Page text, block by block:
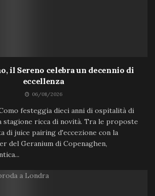
il Sereno celebra un decennio di
eccellenza
06/08/2026
festeggia dieci anni di ospitalità di
stagione ricca di novità. Tra le proposte
di juice pairing d'eccezione con la
del Geranium di Copenaghen,